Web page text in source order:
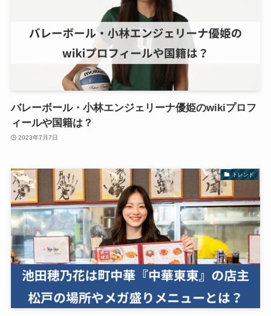
バレーボール・小林エンジェリーナ優姫のwikiプロフ
ィールや国籍は？
2023年7月7日
トレンド